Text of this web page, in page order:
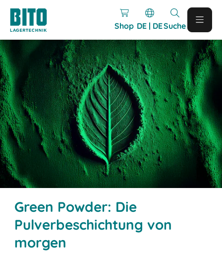
Shop DE | DESuche
Green Powder: Die
Pulverbeschichtung von
morgen